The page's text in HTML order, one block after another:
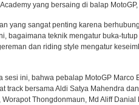
yang bersaing di balap
yang sangat penting karena
bagaimana teknik mengatur buka-
dan riding style mengatur
sesi ini, bahwa pebalap MotoGP Marco
track bersama Aldi Satya Mahendra
Thongdonmaun, Md Aliff